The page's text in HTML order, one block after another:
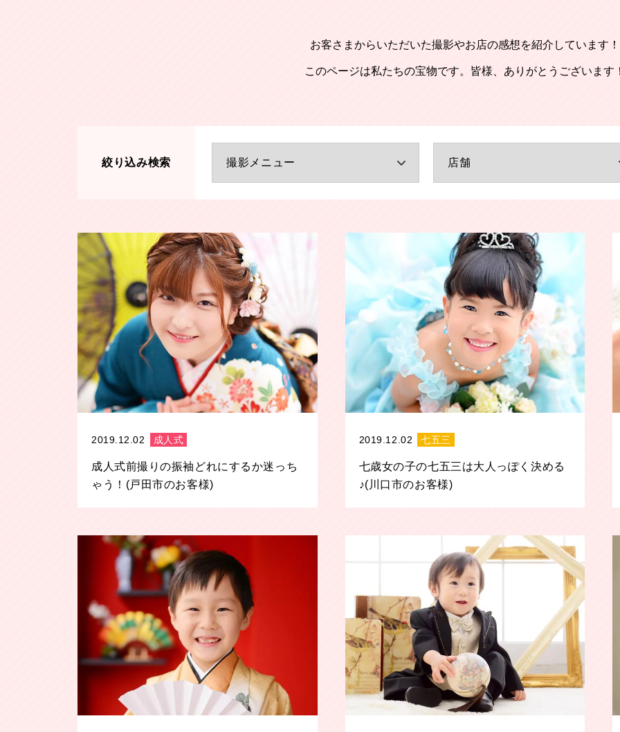
お客さまからいただいた撮影やお店の感想を紹介しています！
このページは私たちの宝物です。皆様、ありがとうございます
絞り込み検索
2019.12.02 成人式
成人式前撮りの振袖どれにするか迷っち
ゃう！(戸田市のお客様)
2019.12.02 七五三
七歳女の子の七五三は大人っぽく決める
♪(川口市のお客様)